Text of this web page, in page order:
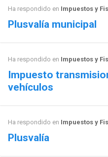
Ha respondido en Impuestos y
Plusvalía municipal
Ha respondido en Impuestos y
Impuesto
vehículos
Ha respondido en Impuestos y
Plusvalía